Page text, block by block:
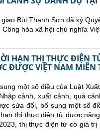
Bùi Thanh Sơn đã ký
hòa xã hội chủ nghĩa
HẠN THỊ THỰC ĐIỆN
ĐƯỢC VIỆT NAM MIỄN
một số điều của Luật
cảnh, xuất cảnh, quá
sửa đổi, bổ sung một số
thị thực điện tử được
thị thực điện tử có giá